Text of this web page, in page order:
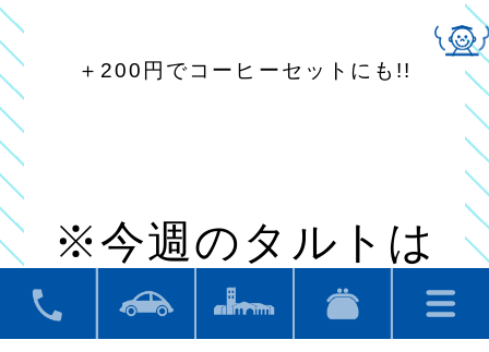
＋200円でコーヒーセットにも!!
※今週のタルトは
スタッフにお尋ね